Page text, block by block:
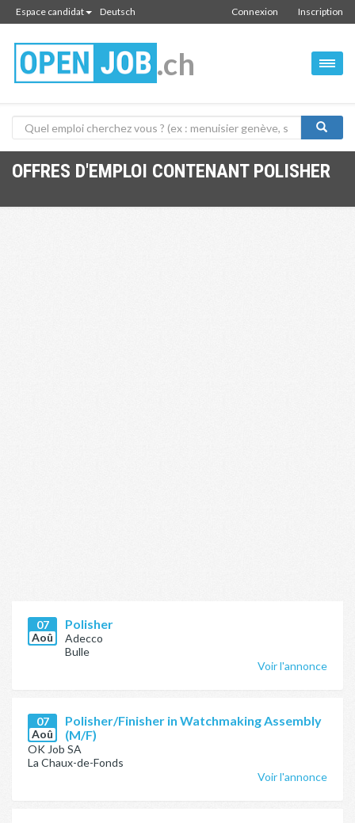
Espace candidat Deutsch Inscription
Connexion
.ch
OFFRES D'EMPLOI CONTENANT POLISHER
07
Aoû
Polisher
Adecco
Bulle
Voir l'annonce
07
Aoû
Polisher/Finisher in Watchmaking Assembly
(M/F)
OK Job SA
La Chaux-de-Fonds
Voir l'annonce